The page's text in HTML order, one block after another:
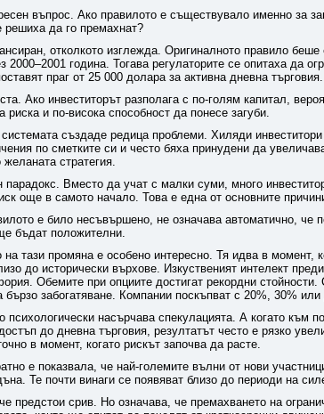
въпрос. Ако правилото е съществувало именно за
решиха да го премахнат?
отколкото изглежда. Оригиналното правило
2000–2001 година. Тогава регулаторите се опитаха да
праг от 25 000 долара за активна дневна търговия.
Ако инвеститорът разполага с по-голям капитал,
риска и по-висока способност да понесе загуби.
системата създаде редица проблеми. Хиляди
по сметките си и често бяха принудени да
стратегия.
парадокс. Вместо да учат с малки суми, много
още в самото начало. Това е една от основните
е било несъвършено, не означава автоматично, че
бъдат положителни.
тази промяна е особено интересно. Тя идва в момент,
до исторически върхове. Изкуственият интелект
Обемите при опциите достигат рекордни
бързо забогатяване. Компании поскъпват с 20%, 30%
психологически насърчава спекулацията. А когато към
до дневна търговия, резултатът често е рязко
в момент, когато рискът започва да расте.
е показвала, че най-големите вълни от нови
Те почти винаги се появяват близо до периоди на
предстои срив. Но означава, че премахването на